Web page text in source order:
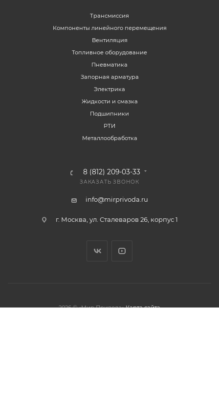
Трансмиссия
Компоненты линейного перемещения
Вентиляция
Топливное оборудование
Пневматика
Запорная арматура
Электрика
Жидкости и смазка
Подшипники
РТИ
Металлообработка
8 (812) 209-03-33
ЗАКАЗАТЬ ЗВОНОК
info@mirprivoda.ru
г. Москва, ул. Сталеваров 26, корпус 1
2026 © «Мир Привода» Карта сайта